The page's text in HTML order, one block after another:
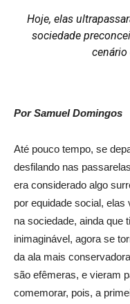
Hoje, elas
sociedade
cenário
Por Samuel Domingos
Até pouco tempo, se
desfilando nas
era considerado algo
por equidade social, elas
na sociedade, ainda que
inimaginável, agora se
da ala mais
são efêmeras, e vieram
comemorar, pois, a